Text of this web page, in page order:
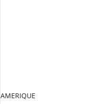
AMERIQUE